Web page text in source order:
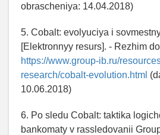
obrascheniya: 14.04.2018)
5. Cobalt: evolyuciya i
[Elektronnyy resurs]. - Rezhim
https://www.group-ib.ru/
research/cobalt-evolution.html
10.06.2018)
6. Po sledu Cobalt: taktika
bankomaty v rassledovanii